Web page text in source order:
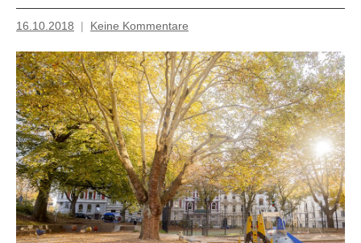
16.10.2018
Mosche
Keine Kommentare